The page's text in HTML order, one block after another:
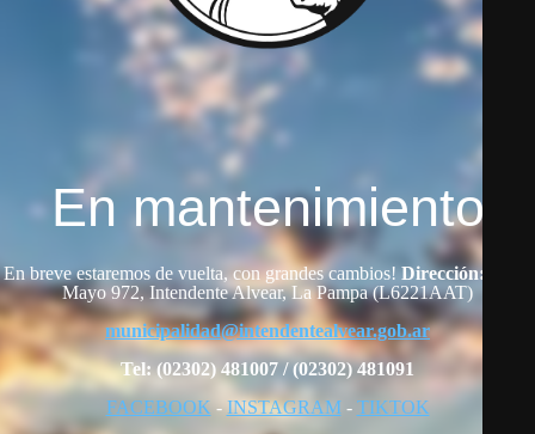
En mantenimiento
En breve estaremos de vuelta, con grandes cambios! Dirección:
Mayo 972, Intendente Alvear, La Pampa (L6221AAT)
municipalidad@intendentealvear.gob.ar
Tel: (02302) 481007 / (02302) 481091
FACEBOOK - INSTAGRAM- TIKTOK